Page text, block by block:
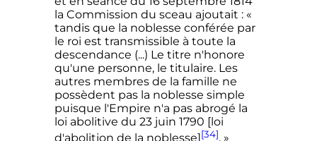
la Commission du sceau ajoutait : «
tandis que la noblesse conférée par
le roi est transmissible à toute la
descendance (...) Le titre n'honore
qu'une personne, le titulaire. Les
autres membres de la famille ne
possèdent pas la noblesse simple
puisque l'Empire n'a pas abrogé la
loi abolitive du 23 juin 1790 [loi
d'abolition de la noblesse] [34]. »